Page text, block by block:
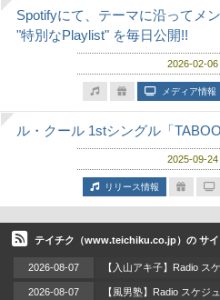
Spotifyにて、テーマに沿ってメ
"特別なPlaylist" を毎日公開!!
2026-02-06
メディア情報
ル・クール 1stシングル「
2025-09-24
リリース情報
テイチク（www.teichiku.co.jp）の サイ
2026-08-07 【入山アキ子】Radio ス
2026-08-07 【風男塾】Radio スケジ